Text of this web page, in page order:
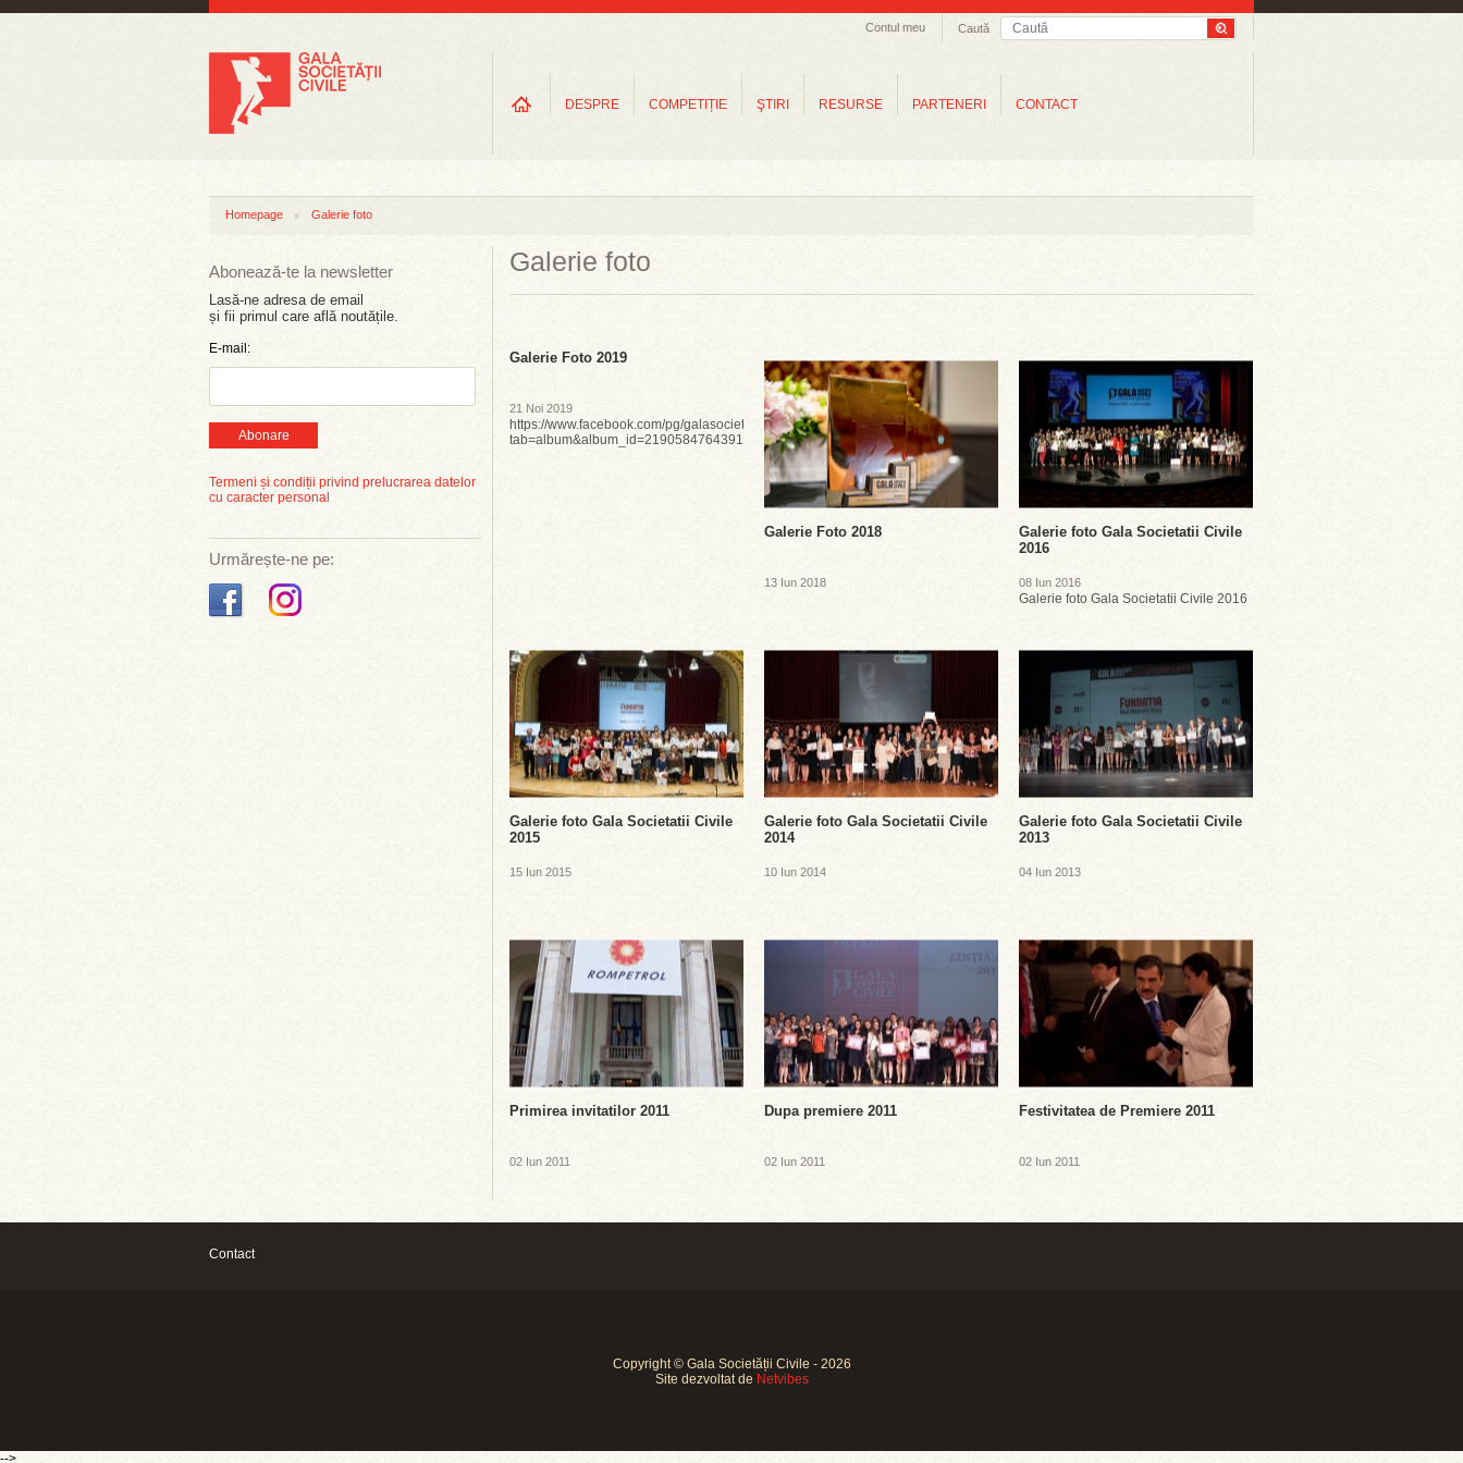
Caută
Contul meu
DESPRE COMPETIȚIE ŞTIRI RESURSE PARTENERI CONTACT
Homepage Galerie foto
Abonează-te la newsletter
Lasă-ne adresa de email
și fii primul care află noutățile.
E-mail:
Abonare
Termeni și condiții privind prelucrarea datelor
cu caracter personal
Urmărește-ne pe:
Galerie foto
Galerie Foto 2019
21 Noi 2019
https://www.facebook.com/pg/galasocietatiicivile/photos/?
tab=album&album_id=2190584764391755
Galerie Foto 2018
13 Iun 2018
Galerie foto Gala Societatii Civile
2016
08 Iun 2016
Galerie foto Gala Societatii Civile 2016
Galerie foto Gala Societatii Civile
2015
15 Iun 2015
Galerie foto Gala Societatii Civile
2014
10 Iun 2014
Galerie foto Gala Societatii Civile
2013
04 Iun 2013
Primirea invitatilor 2011
02 Iun 2011
Dupa premiere 2011
02 Iun 2011
Festivitatea de Premiere 2011
02 Iun 2011
Contact
Copyright © Gala Societății Civile - 2026
Site dezvoltat de Netvibes
-->